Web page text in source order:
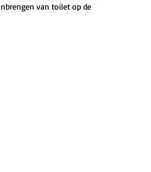
van toilet op de